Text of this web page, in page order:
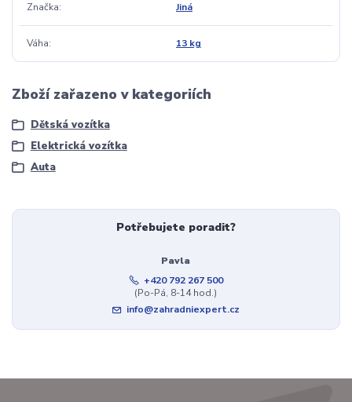
Značka Jiná
Váha 13 kg
Zboží zařazeno v kategoriích
Dětská vozítka
Elektrická vozítka
Auta
Potřebujete poradit?
Pavla
+420 792 267 500
(Po-Pá, 8-14 hod.)
info@zahradniexpert.cz